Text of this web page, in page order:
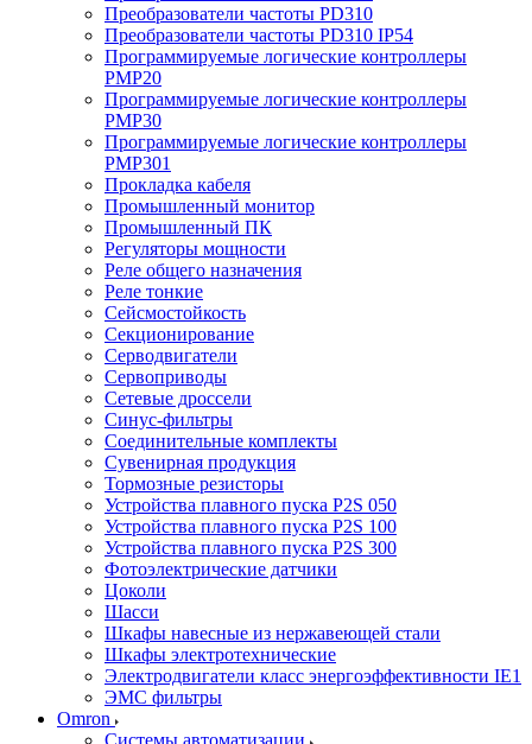
Преобразователи частоты PD310
Преобразователи частоты PD310 IP54
Программируемые логические контроллеры
PMP20
Программируемые логические контроллеры
PMP30
Программируемые логические контроллеры
PMP301
Прокладка кабеля
Промышленный монитор
Промышленный ПК
Регуляторы мощности
Реле общего назначения
Реле тонкие
Сейсмостойкость
Секционирование
Серводвигатели
Сервоприводы
Сетевые дроссели
Синус-фильтры
Соединительные комплекты
Сувенирная продукция
Тормозные резисторы
Устройства плавного пуска P2S 050
Устройства плавного пуска P2S 100
Устройства плавного пуска P2S 300
Фотоэлектрические датчики
Цоколи
Шасси
Шкафы навесные из нержавеющей стали
Шкафы электротехнические
Электродвигатели класс энергоэффективности IE1
ЭМС фильтры
Omron
Системы автоматизации